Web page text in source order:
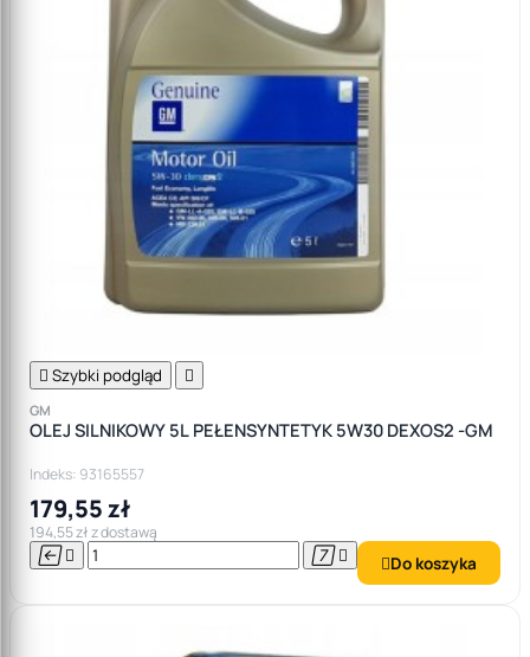
 Szybki podgląd 
GM
OLEJ SILNIKOWY 5L PEŁENSYNTETYK 5W30 DEXOS2 -GM
Indeks: 93165557
179,55 zł
194,55 zł z dostawą
    Do koszyka